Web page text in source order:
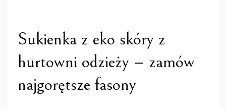
Sukienka z eko skóry z
hurtowni odzieży – zamów
najgorętsze fasony